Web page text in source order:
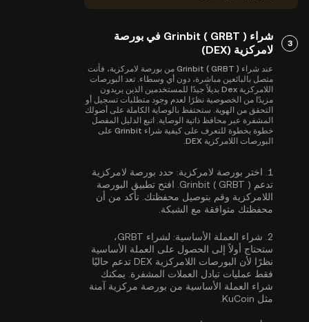
3
شراء Grinbit ( GRBT ) في بورصة
لامركزية (DEX)
عند شراء Grinbit ( GRBT ) من بورصة لامركزية، فأنت
متصل بالبائعين مباشرة، دون أي وسطاء. تعد البورصات
اللامركزية Dex بديلاً جيدًا للمستخدمين الذين يريدون
مزيدًا من الخصوصية نظرًا لعدم وجود متطلبات تسجيل أو
التحقق من الهوية. ستحتفظ بالوصاية الكاملة على أصولك
المشفرة عبر محافظ ذاتية الوصاية. اتبع الدليل المفصل
خطوة بخطوة للتعرف على كيفية شراء Grinbit على
البورصات اللامركزية DEX.
1. اختر بورصة لامركزية: حدد بورصة لامركزية
تدعم Grinbit ( GRBT ). افتح تطبيق البورصة
اللامركزية وقم بتوصيل محفظتك. تأكد من أن
محفظتك متوافقة مع الشبكة.
2. شراء العملة الأساسية:
لشراء GRBT،
ستحتاج أولاً إلى الحصول على العملة الأساسية
نظرًا لأن البورصات اللامركزية DEX تدعم حاليًا
فقط عمليات تبادل العملات المشفرة. يمكنك
شراء العملة الأساسية من بورصة مركزية آمنة
مثل KuCoin.